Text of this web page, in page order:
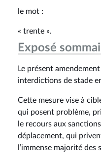
le mot :
« trente ».
Exposé
Le présent
interdictions de stade
Cette mesure vise à
qui posent problème,
le recours aux
déplacement, qui
l’immense majorité